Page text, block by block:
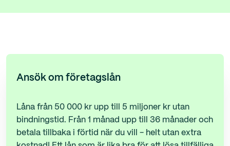
Ansök om företagslån
Låna från 50 000 kr upp till 5 miljoner kr utan
bindningstid. Från 1 månad upp till 36 månader och
betala tillbaka i förtid när du vill - helt utan extra